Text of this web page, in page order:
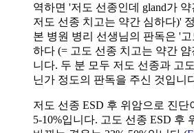
역하면 '저도 선종인데 gland가 약
저도 선종 치고는 약간 심하다)'
본 병원 병리 선생님의 판독은 '
하다 (= 고도 선종 치고는 약간
니다. 두 분 모두 저도 선종과 고
닌가 정도의 판독을 주신 것입니
저도 선종 ESD 후 위암으로 진단
5-10%입니다. 고도 선종 ESD 후